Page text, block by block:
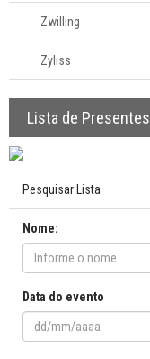
Zwilling
Zyliss
Lista de Presentes
Pesquisar Lista
Nome:
Data do evento